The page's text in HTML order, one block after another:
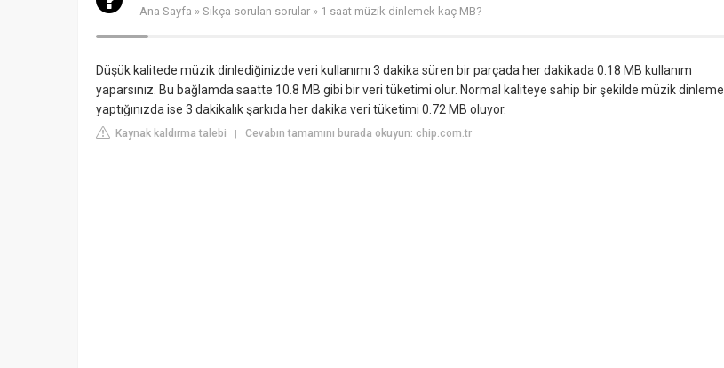
Ana Sayfa » Sıkça sorulan sorular » 1 saat müzik dinlemek kaç MB?
Düşük kalitede müzik dinlediğinizde veri kullanımı 3 dakika süren bir parçada her dakikada 0.18 MB kullanım
yaparsınız. Bu bağlamda saatte 10.8 MB gibi bir veri tüketimi olur. Normal kaliteye sahip bir şekilde müzik dinleme
yaptığınızda ise 3 dakikalık şarkıda her dakika veri tüketimi 0.72 MB oluyor.
Kaynak kaldırma talebi | Cevabın tamamını burada okuyun: chip.com.tr